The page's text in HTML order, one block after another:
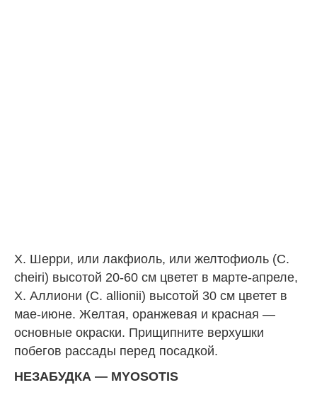
Х. Шерри, или лакфиоль, или желтофиоль (C.
cheiri) высотой 20-60 см цветет в марте-апреле,
Х. Аллиони (C. allionii) высотой 30 см цветет в
мае-июне. Желтая, оранжевая и красная —
основные окраски. Прищипните верхушки
побегов рассады перед посадкой.
НЕЗАБУДКА — MYOSOTIS